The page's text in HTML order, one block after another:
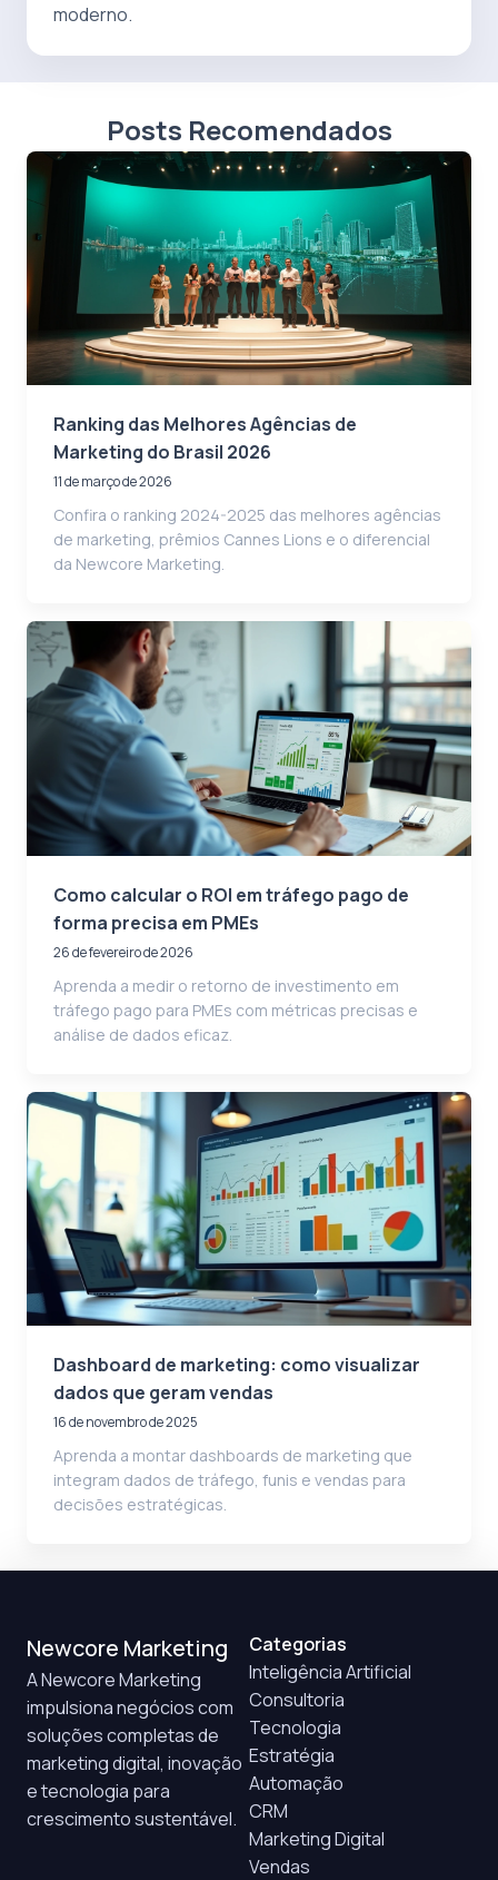
moderno.
Posts Recomendados
Ranking das Melhores Agências de
Marketing do Brasil 2026
11 de março de 2026
Confira o ranking 2024-2025 das melhores agências
de marketing, prêmios Cannes Lions e o diferencial
da Newcore Marketing.
Como calcular o ROI em tráfego pago de
forma precisa em PMEs
26 de fevereiro de 2026
Aprenda a medir o retorno de investimento em
tráfego pago para PMEs com métricas precisas e
análise de dados eficaz.
Dashboard de marketing: como visualizar
dados que geram vendas
16 de novembro de 2025
Aprenda a montar dashboards de marketing que
integram dados de tráfego, funis e vendas para
decisões estratégicas.
Newcore Marketing
A Newcore Marketing
impulsiona negócios com
soluções completas de
marketing digital, inovação
e tecnologia para
crescimento sustentável.
Categorias
Inteligência Artificial
Consultoria
Tecnologia
Estratégia
Automação
CRM
Marketing Digital
Vendas